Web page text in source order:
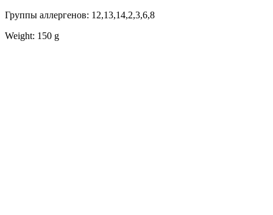
Группы аллергенов: 12,13,14,2,3,6,8
Weight: 150 g